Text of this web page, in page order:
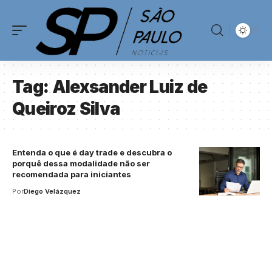
Tag:Alexsander Luiz de
Queiroz Silva
Entenda o que é day trade e descubra o
porquê dessa modalidade não ser
recomendada para iniciantes
PorDiego Velázquez